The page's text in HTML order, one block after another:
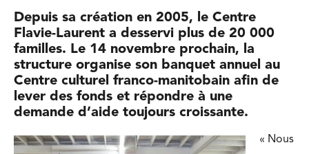
Depuis sa création en 2005, le Centre
Flavie-Laurent a desservi plus de 20 000
familles. Le 14 novembre prochain, la
structure organise son banquet annuel au
Centre culturel franco-manitobain afin de
lever des fonds et répondre à une
demande d’aide toujours croissante.
« Nous